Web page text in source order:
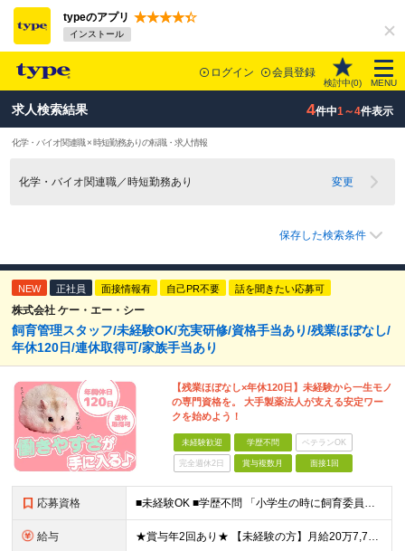
typeのアプリ
インストール
ログイン 会員登録
検討中(0) MENU
求人検索結果 4件中1～4件表示
化学・バイオ関連職 × 時短勤務ありの転職・求人情報
化学・バイオ関連職／時短勤務あり 変更
保存した検索条件
NEW 正社員 面接情報有 自己PR不要 話を聞きたい応募可
株式会社 ケー・エー・シー
飼育管理スタッフ/未経験OK/充実研修/資格手当あり/残業ほぼなし/
年休120日/連休取得可/家族手当あり
【残業ほぼなし×年休120日】未経験から一生モノ
の専門資格を。 大手製薬法人が支える安定ワー
クを始めよう！
未経験歓迎 学歴不問 ベテランOK
完全週休2日 賞与複数月 面接1回
応募資格 ■未経験OK ■学歴不問 「小学生の時に飼育委員だった！」 なんて方もお待ちしております♪ ※ご自宅でのペット飼育について※ ご自宅でげっ歯類・ウサギのペット飼育を禁止しております。当社業務では清
給与 ★賞与年2回あり★ 【未経験の方】月給20万7,750円～＋賞与年2回＋残業代全額支給＋交通費支給 【生物系大卒の方】月給21万3,750円～＋賞与年2回＋残業代全額支給＋交通費支給 ★手当が充実